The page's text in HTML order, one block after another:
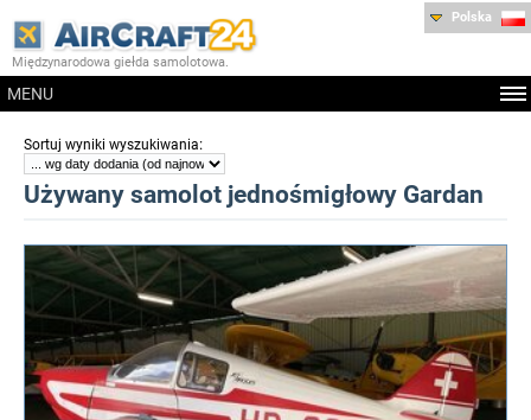
Międzynarodowa giełda samolotowa.
MENU
Polska
Sortuj wyniki wyszukiwania:
Używany samolot jednośmigłowy Gardan